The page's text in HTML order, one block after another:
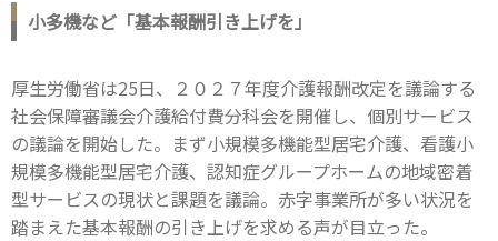
小多機など「基本報酬引き上げを」
厚生労働省は25日、２０２７年度介護報酬改定を議論する
社会保障審議会介護給付費分科会を開催し、個別サービス
の議論を開始した。まず小規模多機能型居宅介護、看護小
規模多機能型居宅介護、認知症グループホームの地域密着
型サービスの現状と課題を議論。赤字事業所が多い状況を
踏まえた基本報酬の引き上げを求める声が目立った。